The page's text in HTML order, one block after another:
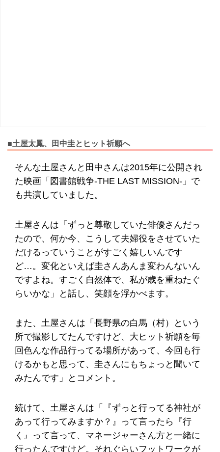
■土屋太鳳、田中圭とヒット祈願へ
そんな土屋さんと田中さんは2015年に公開され
た映画「図書館戦争-THE LAST MISSION-」で
も共演していました。
土屋さんは「ずっと尊敬していた俳優さんだっ
たので、何か今、こうして夫婦役をさせていた
だけるっていうことがすごく嬉しいんです
ど…。変化といえば圭さんあんま変わんないん
ですよね。すごく自然体で、私が歳を重ねたぐ
らいかな」と話し、笑顔を浮かべます。
また、土屋さんは「長野県の白馬（村）という
所で撮影してたんですけど、大ヒット祈願を毎
回色んな作品行ってる場所があって、今回も行
けるかもと思って、圭さんにもちょっと聞いて
みたんです」とコメント。
続けて、土屋さんは「『ずっと行ってる神社が
あって行ってみますか？』って言ったら『行
く』って言って、マネージャーさん方と一緒に
行ったんですけど。それぐらいフットワークが